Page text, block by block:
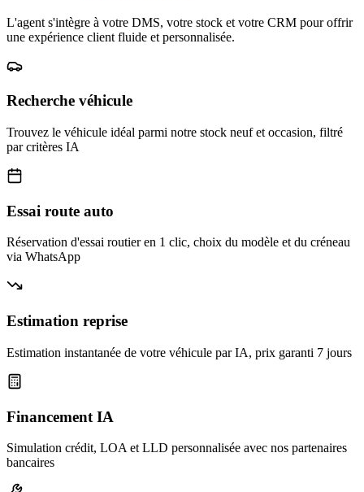
L'agent s'intègre à votre DMS, votre stock et votre CRM pour offrir
une expérience client fluide et personnalisée.
Recherche véhicule
Trouvez le véhicule idéal parmi notre stock neuf et occasion, filtré
par critères IA
Essai route auto
Réservation d'essai routier en 1 clic, choix du modèle et du créneau
via WhatsApp
Estimation reprise
Estimation instantanée de votre véhicule par IA, prix garanti 7 jours
Financement IA
Simulation crédit, LOA et LLD personnalisée avec nos partenaires
bancaires